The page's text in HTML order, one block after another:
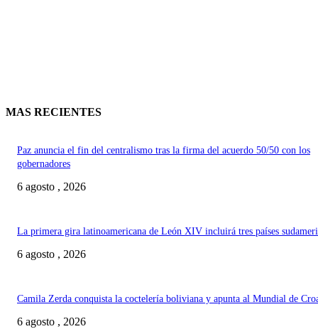
MAS RECIENTES
Paz anuncia el fin del centralismo tras la firma del acuerdo 50/50 con los
gobernadores
6 agosto , 2026
La primera gira latinoamericana de León XIV incluirá tres países
6 agosto , 2026
Camila Zerda conquista la coctelería boliviana y apunta al Mundial de
6 agosto , 2026